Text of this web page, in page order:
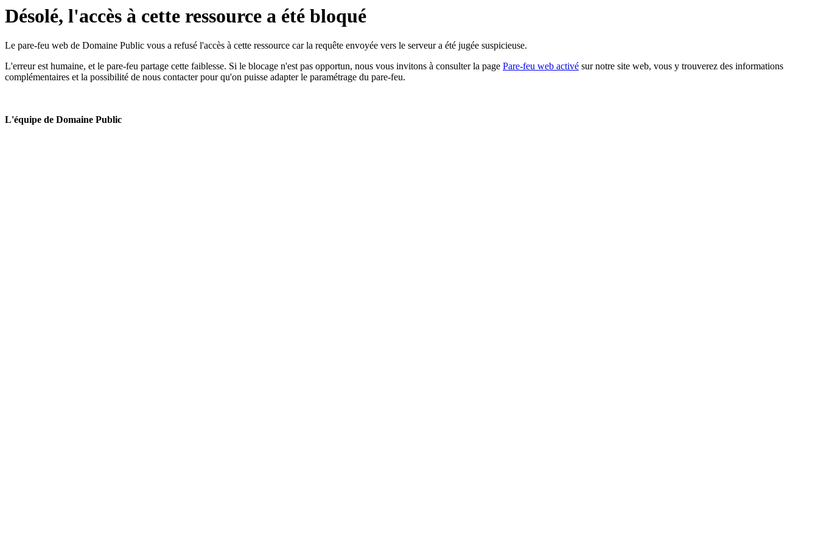
Désolé, l'accès à cette ressource a été bloqué
Le pare-feu web de Domaine Public vous a refusé l'accès à cette ressource car la requête envoyée vers le serveur a été jugée suspicieuse.
L'erreur est humaine, et le pare-feu partage cette faiblesse. Si le blocage n'est pas opportun, nous vous invitons à consulter la page Pare-feu web activé sur notre site web, vous y trouverez des informations
complémentaires et la possibilité de nous contacter pour qu'on puisse adapter le paramétrage du pare-feu.
L'équipe de Domaine Public